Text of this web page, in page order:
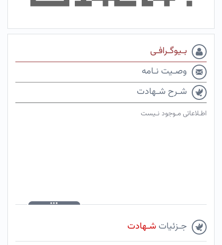
بـیوگـرافـی
وصـیت نـامه
شـرح شـهادت
اطـلاعاتی مـوجود نـیست
جـزئیات شـهادت